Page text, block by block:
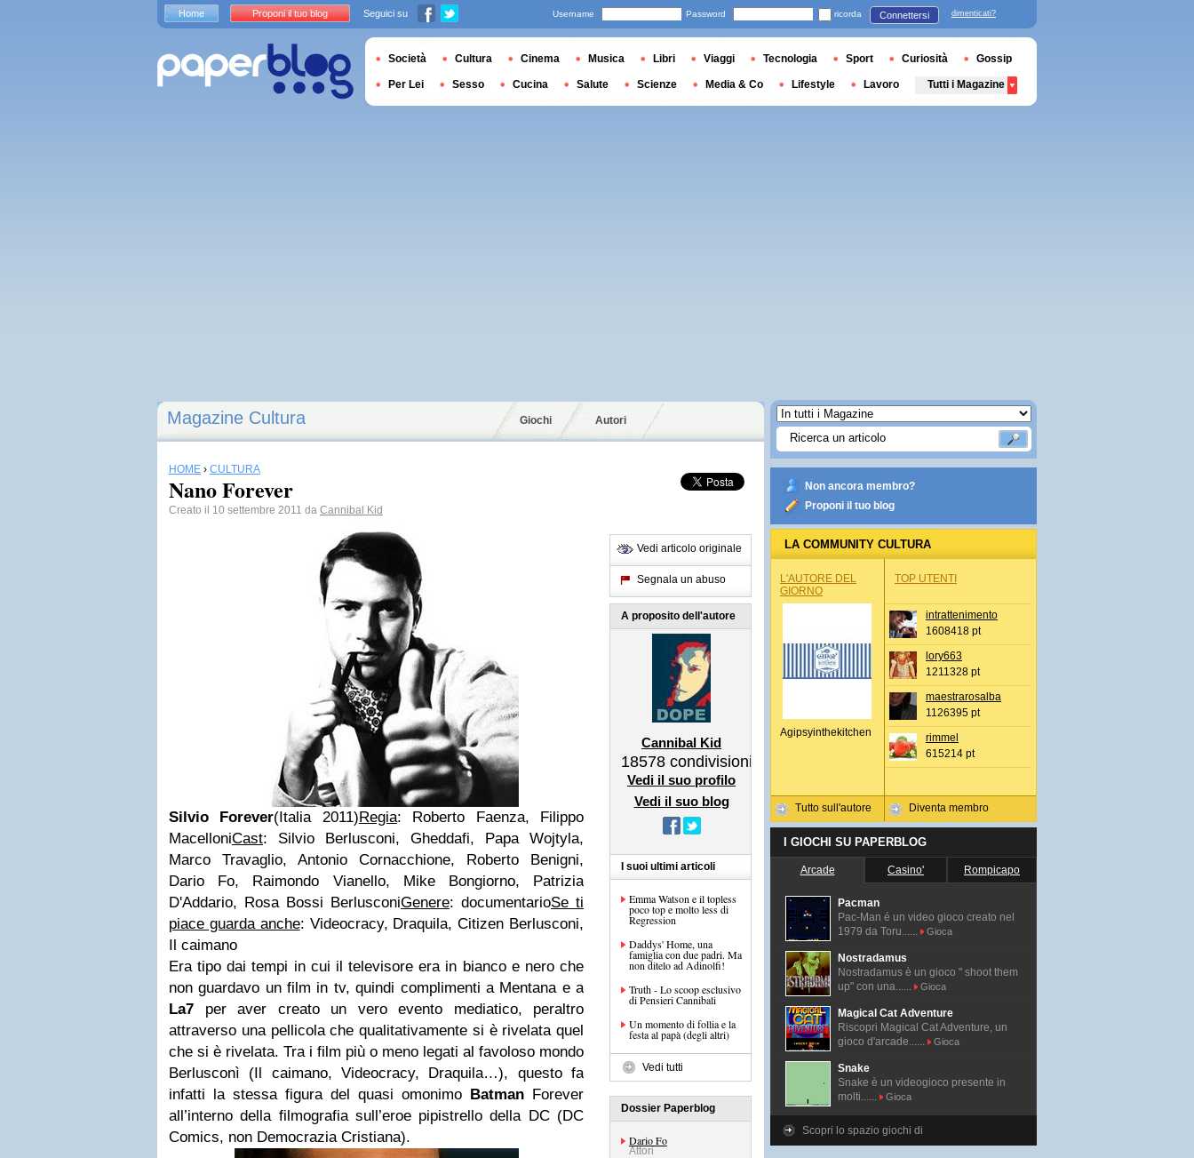
Magazine Cultura Giochi Autori
HOME › CULTURA
Nano Forever
Creato il 10 settembre 2011 da Cannibal Kid
Silvio Forever(Italia 2011)Regia:
Roberto Faenza, Filippo
MacelloniCast: Silvio Berlusconi, Gheddafi, Papa Wojtyla,
Marco Travaglio, Antonio Cornacchione, Roberto Benigni,
Dario Fo, Raimondo Vianello, Mike Bongiorno, Patrizia
D'Addario, Rosa Bossi BerlusconiGenere: documentarioSe ti
piace guarda anche: Videocracy, Draquila, Citizen Berlusconi,
Il caimano
Era tipo dai tempi in cui il televisore era in bianco e nero che
non guardavo un film in tv, quindi complimenti a Mentana e a
La7 per aver creato un vero evento mediatico, peraltro
attraverso una pellicola che qualitativamente si è rivelata quel
che si è rivelata. Tra i film più o meno legati al favoloso mondo
Berlusconì (Il caimano, Videocracy, Draquila…), questo fa
infatti la stessa figura del quasi omonimo Batman Forever
all’interno della filmografia sull’eroe pipistrello della DC (DC
Comics, non Democrazia Cristiana).
Vedi articolo originale
Segnala un abuso
A proposito dell'autore
Cannibal Kid
18578 condivisioni
Vedi il suo profilo
Vedi il suo blog
I suoi ultimi articoli
Emma Watson e il topless
poco top e molto less di
Regression
Daddys' Home, una
famiglia con due padri. Ma
non ditelo ad Adinolfi!
Truth - Lo scoop esclusivo
di Pensieri Cannibali
Un momento di follia e la
festa al papà (degli altri)
Vedi tutti
Dossier Paperblog
Dario Fo
Attori
Non ancora membro?
Proponi il tuo blog
LA COMMUNITY CULTURA
L'AUTORE DEL
GIORNO
Agipsyinthekitchen
Tutto sull'autore
TOP UTENTI
intrattenimento
1608418 pt
lory663
1211328 pt
maestrarosalba
1126395 pt
rimmel
615214 pt
Diventa membro
I GIOCHI SU PAPERBLOG
Arcade Casino' Rompicapo
Pacman
Pac-Man é un video gioco creato nel
1979 da Toru......
Gioca
Nostradamus
Nostradamus è un gioco " shoot them
up" con una......
Gioca
Magical Cat Adventure
Riscopri Magical Cat Adventure, un
gioco d'arcade......
Gioca
Snake
Snake è un videogioco presente in
molti......
Gioca
Scopri lo spazio giochi di
Home Proponi il tuo blog Seguici su Username Password ricorda Connettersi dimenticati?
Società Cultura Cinema Musica Libri Viaggi Tecnologia Sport Curiosità Gossip
Per Lei Sesso Cucina Salute Scienze Media & Co Lifestyle Lavoro Tutti i Magazine